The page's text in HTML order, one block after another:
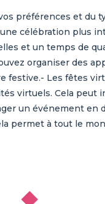
préférences et du
célébration plus
et un temps de
organiser des
Les fêtes
virtuels. Cela peut
un événement en
permet à tout le
◆